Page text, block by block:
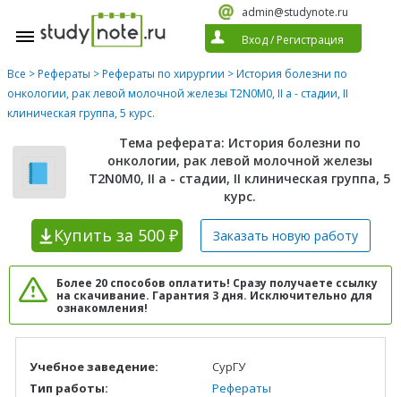
admin@studynote.ru
Вход/ Регистрация
Все >Рефераты >Рефераты по хирургии > История болезни по
онкологии, рак левой молочной железы T2N0M0, II а - стадии, II
клиническая группа, 5 курс.
Тема реферата: История болезни по
онкологии, рак левой молочной железы
T2N0M0, II а - стадии, II клиническая группа, 5
курс.
Купить за 500 ₽ Заказать новую работу
Более 20 способов оплатить! Сразу получаете ссылку
на скачивание. Гарантия 3 дня. Исключительно для
ознакомления!
Учебное заведение:
СурГУ
Тип работы:
Рефераты